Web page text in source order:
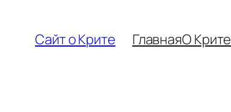
содержимому
Сайт о Крите ГлавнаяО Крите